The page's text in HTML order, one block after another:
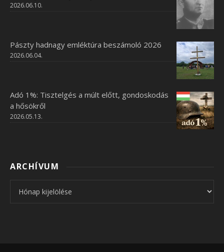
2026.06.10.
Pászty hadnagy emléktúra beszámoló 2026
2026.06.04.
Adó 1%: Tisztelgés a múlt előtt, gondoskodás
a hősökről
2026.05.13.
ARCHÍVUM